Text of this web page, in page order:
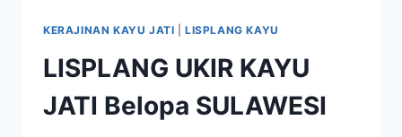
KERAJINAN KAYU JATI |LISPLANG KAYU
LISPLANG UKIR KAYU
JATI Belopa SULAWESI